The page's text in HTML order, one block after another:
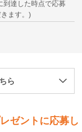
到達した時点で応募
ます。)
ら
ゼントに応募し